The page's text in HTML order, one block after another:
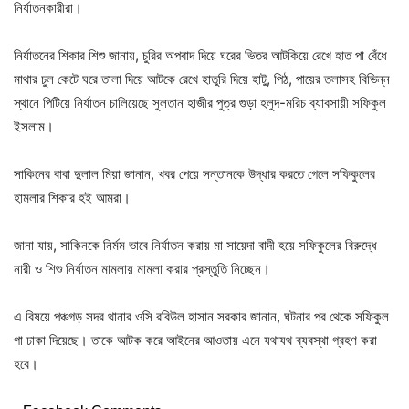
নির্যাতনকারীরা।
নির্যাতনের শিকার শিশু জানায়, চুরির অপবাদ দিয়ে ঘরের ভিতর আটকিয়ে রেখে হাত পা বেঁধে
মাথার চুল কেটে ঘরে তালা দিয়ে আটকে রেখে হাতুরি দিয়ে হাটু, পিঠ, পায়ের তলাসহ বিভিন্ন
স্থানে পিটিয়ে নির্যাতন চালিয়েছে সুলতান হাজীর পুত্র গুড়া হলুদ-মরিচ ব্যাবসায়ী সফিকুল
ইসলাম।
সাকিনের বাবা দুলাল মিয়া জানান, খবর পেয়ে সন্তানকে উদ্ধার করতে গেলে সফিকুলের
হামলার শিকার হই আমরা।
জানা যায়, সাকিনকে নির্মম ভাবে নির্যাতন করায় মা সায়েদা বাদী হয়ে সফিকুলের বিরুদ্ধে
নারী ও শিশু নির্যাতন মামলায় মামলা করার প্রস্তুতি নিচ্ছেন।
এ বিষয়ে পঞ্চগড় সদর থানার ওসি রবিউল হাসান সরকার জানান, ঘটনার পর থেকে সফিকুল
গা ঢাকা দিয়েছে। তাকে আটক করে আইনের আওতায় এনে যথাযথ ব্যবস্থা গ্রহণ করা
হবে।